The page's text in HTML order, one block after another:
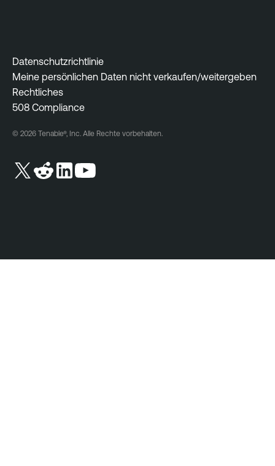
Datenschutzrichtlinie
Meine persönlichen Daten nicht verkaufen/weitergeben
Rechtliches
508 Compliance
© 2026 Tenable®, Inc. Alle Rechte vorbehalten.